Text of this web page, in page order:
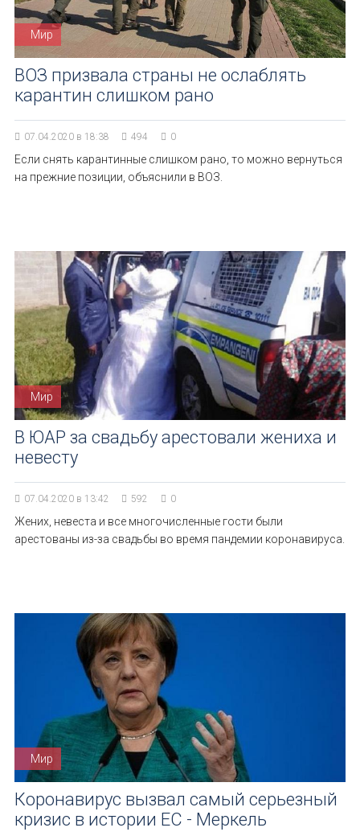
Мир
ВОЗ призвала страны не ослаблять
карантин слишком рано
07.04.2020 в 18:38 494 0
Если снять карантинные слишком рано, то можно вернуться
на прежние позиции, объяснили в ВОЗ.
Мир
В ЮАР за свадьбу арестовали жениха и
невесту
07.04.2020 в 13:42 592 0
Жених, невеста и все многочисленные гости были
арестованы из-за свадьбы во время пандемии коронавируса.
Мир
Коронавирус вызвал самый серьезный
кризис в истории ЕС - Меркель